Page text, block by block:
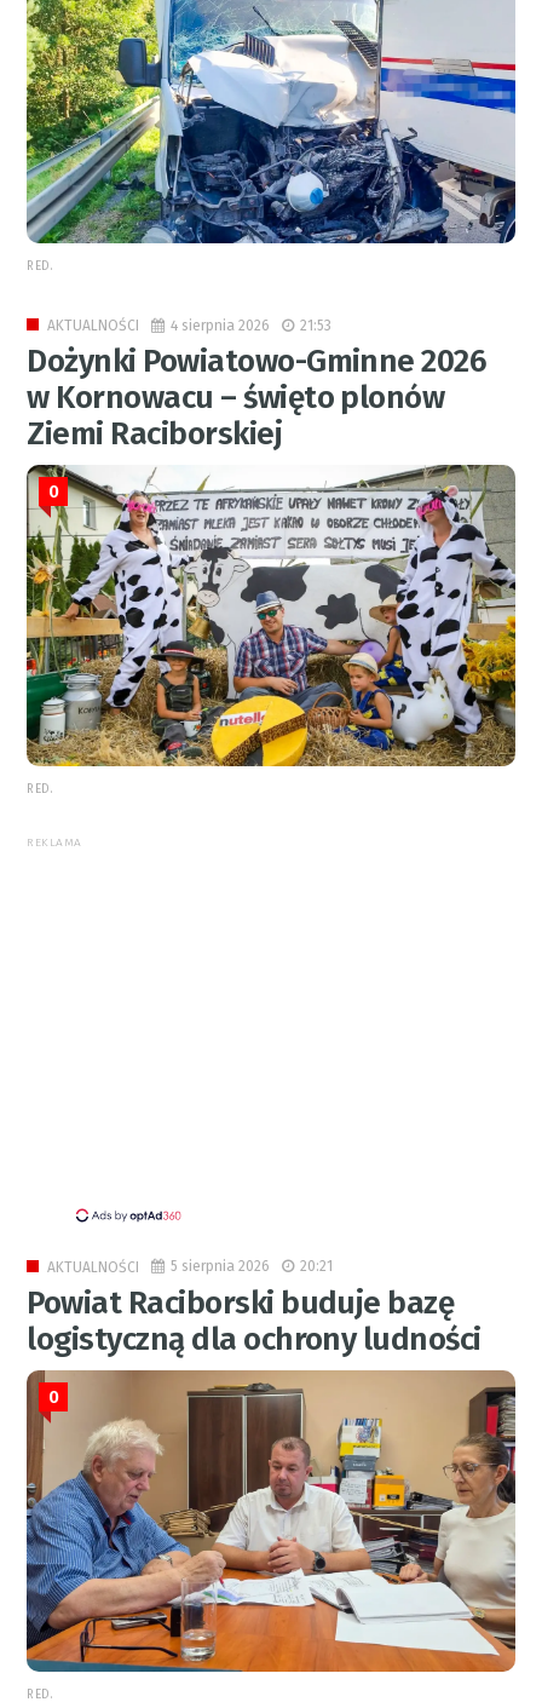
RED.
AKTUALNOŚCI 4 sierpnia 2026 21:53
Dożynki Powiatowo-Gminne 2026
w Kornowacu – święto plonów
Ziemi Raciborskiej
0
RED.
REKLAMA
AKTUALNOŚCI 5 sierpnia 2026 20:21
Powiat Raciborski buduje bazę
logistyczną dla ochrony ludności
0
RED.